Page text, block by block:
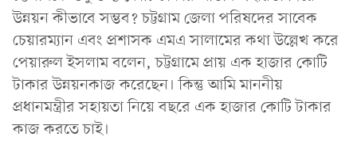
উন্নয়ন কীভাবে সম্ভব? চট্টগ্রাম জেলা পরিষদের সাবেক
চেয়ারম্যান এবং প্রশাসক এমএ সালামের কথা উল্লেখ করে
পেয়ারুল ইসলাম বলেন, চট্টগ্রামে প্রায় এক হাজার কোটি
টাকার উন্নয়নকাজ করেছেন। কিন্তু আমি মাননীয়
প্রধানমন্ত্রীর সহায়তা নিয়ে বছরে এক হাজার কোটি টাকার
কাজ করতে চাই।